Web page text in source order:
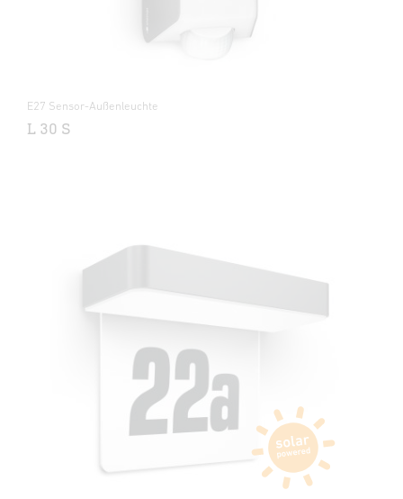
E27 Sensor-Außenleuchte
L 30 S